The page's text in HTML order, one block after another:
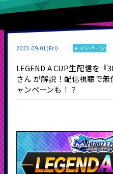
2023.09.01(Fri) キャンペーン
LEGEND A CUP生配信を
さん が解説！配信視聴で
ャンペーンも！？